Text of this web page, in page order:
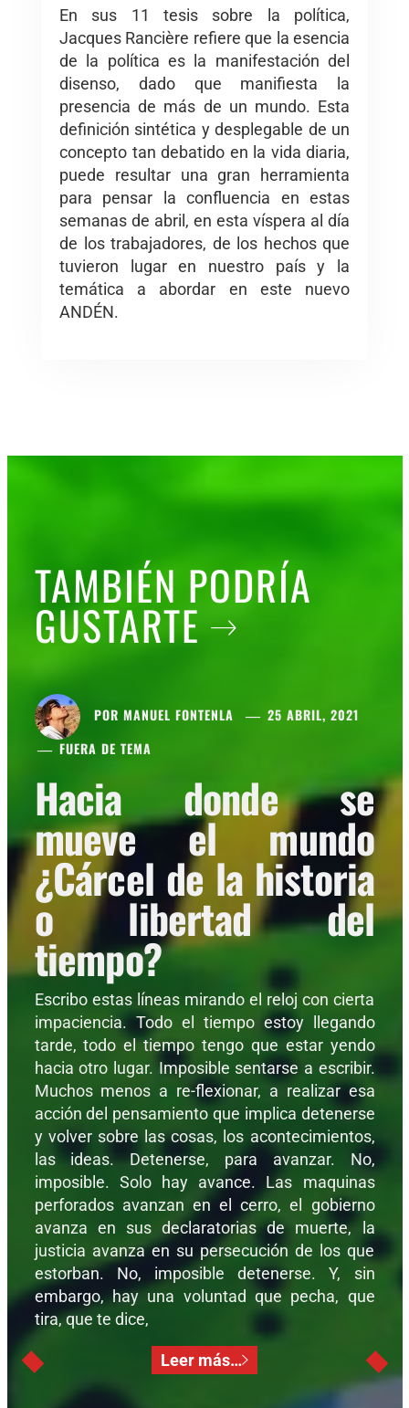
En sus 11 tesis sobre la política,
Jacques Rancière refiere que la esencia
de la política es la manifestación del
disenso, dado que manifiesta la
presencia de más de un mundo. Esta
definición sintética y desplegable de un
concepto tan debatido en la vida diaria,
puede resultar una gran herramienta
para pensar la confluencia en estas
semanas de abril, en esta víspera al día
de los trabajadores, de los hechos que
tuvieron lugar en nuestro país y la
temática a abordar en este nuevo
ANDÉN.
TAMBIÉN PODRÍA
GUSTARTE
POR MANUEL FONTENLA
25 ABRIL, 2021
FUERA DE TEMA
Hacia donde se
mueve el mundo
¿Cárcel de la historia
o libertad del
tiempo?
Escribo estas líneas mirando el reloj con cierta
impaciencia. Todo el tiempo estoy llegando
tarde, todo el tiempo tengo que estar yendo
hacia otro lugar. Imposible sentarse a escribir.
Muchos menos a re-flexionar, a realizar esa
acción del pensamiento que implica detenerse
y volver sobre las cosas, los acontecimientos,
las ideas. Detenerse, para avanzar. No,
imposible. Solo hay avance. Las maquinas
perforados avanzan en el cerro, el gobierno
avanza en sus declaratorias de muerte, la
justicia avanza en su persecución de los que
estorban. No, imposible detenerse. Y, sin
embargo, hay una voluntad que pecha, que
tira, que te dice,
Leer más…